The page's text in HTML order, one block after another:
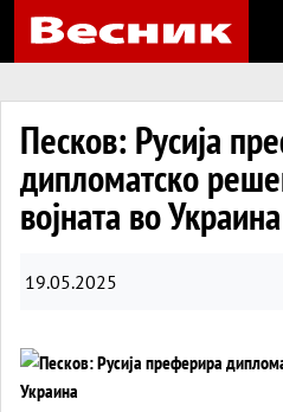
Песков: Русија
дипломатско
војната во Украина
19.05.2025